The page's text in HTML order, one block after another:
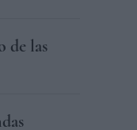
de las